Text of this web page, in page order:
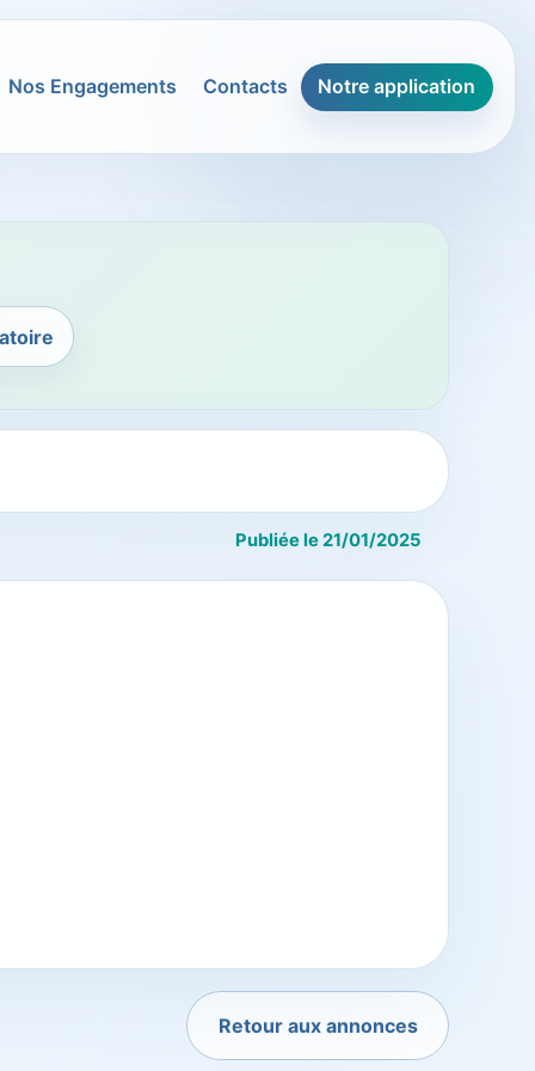
Nos Engagements Contacts Notre application
Publiée le 21/01/2025
Retour aux annonces